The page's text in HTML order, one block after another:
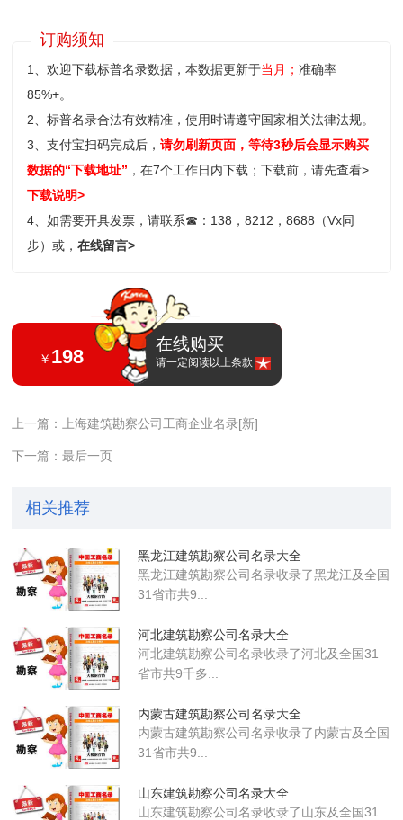
订购须知
1、欢迎下载标普名录数据，本数据更新于当月；准确率
85%+。
2、标普名录合法有效精准，使用时请遵守国家相关法律法规。
3、支付宝扫码完成后，请勿刷新页面，等待3秒后会显示购买
数据的“下载地址” ，在7个工作日内下载；下载前，请先查看>
下载说明>
4、如需要开具发票，请联系☎ ：138，8212，8688（Vx同
步）或，在线留言>
￥ 198
在线购买
请一定阅读以上条款
上一篇：上海建筑勘察公司工商企业名录[新]
下一篇：最后一页
相关推荐
黑龙江建筑勘察公司名录大全
黑龙江建筑勘察公司名录收录了黑龙江及全国
31省市共9...
河北建筑勘察公司名录大全
河北建筑勘察公司名录收录了河北及全国31
省市共9千多...
内蒙古建筑勘察公司名录大全
内蒙古建筑勘察公司名录收录了内蒙古及全国
31省市共9...
山东建筑勘察公司名录大全
山东建筑勘察公司名录收录了山东及全国31